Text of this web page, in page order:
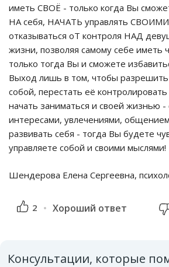
иметь СВОЁ - только когда Вы
НА себя, НАЧАТЬ управлять
отказываться оТ контроля НАД
жизни, позволяя самому себе иметь
только тогда Вы и сможете
Выход лишь в том, чтобы
собой, перестать её контролировать
начать заниматься и своей жизнью -
интересами, увлечениями,
развивать себя - тогда Вы будете
управляете собой и своими мыслями!
Шендерова Елена Сергеевна,
2 Хороший ответ
Консультации, которые